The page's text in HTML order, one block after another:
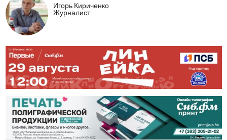
Игорь Кириченко
Журналист